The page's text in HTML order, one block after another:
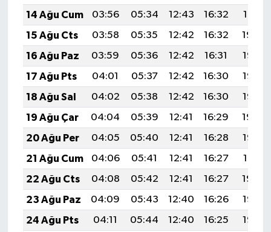
14 Ağu Cum
03:56 05:34 12:43 16:32
19:41
15 Ağu Cts
03:58 05:35 12:42 16:32
19:40
16 Ağu Paz
03:59 05:36 12:42 16:31
19:38
17 Ağu Pts
04:01 05:37 12:42 16:30
19:37
18 Ağu Sal
04:02 05:38 12:42 16:30
19:35
19 Ağu Çar
04:04 05:39 12:41 16:29
19:34
20 Ağu Per
04:05 05:40 12:41 16:28
19:32
21 Ağu Cum
04:06 05:41 12:41 16:27
19:31
22 Ağu Cts
04:08 05:42 12:41 16:27
19:29
23 Ağu Paz
04:09 05:43 12:40 16:26
19:28
24 Ağu Pts
04:11 05:44 12:40 16:25
19:26